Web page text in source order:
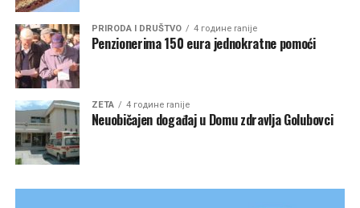
PRIRODA I DRUŠTVO 4 године ranije
Penzionerima 150 eura jednokratne pomoći
ZETA 4 године ranije
Neuobičajen događaj u Domu zdravlja Golubovci